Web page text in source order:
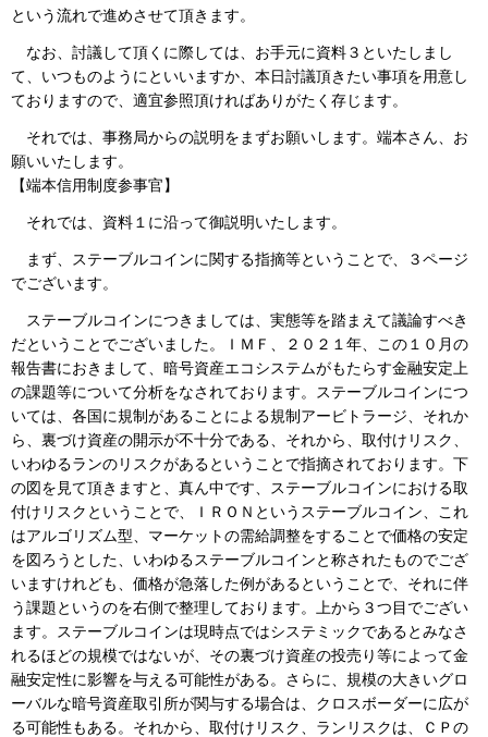
という流れで進めさせて頂きます。
なお、討議して頂くに際しては、お手元に資料３といたしまし
て、いつものようにといいますか、本日討議頂きたい事項を用意し
ておりますので、適宜参照頂ければありがたく存じます。
それでは、事務局からの説明をまずお願いします。端本さん、お
願いいたします。
【端本信用制度参事官】
それでは、資料１に沿って御説明いたします。
まず、ステーブルコインに関する指摘等ということで、３ページ
でございます。
ステーブルコインにつきましては、実態等を踏まえて議論すべき
だということでございました。ＩＭＦ、２０２１年、この１０月の
報告書におきまして、暗号資産エコシステムがもたらす金融安定上
の課題等について分析をなされております。ステーブルコインにつ
いては、各国に規制があることによる規制アービトラージ、それか
ら、裏づけ資産の開示が不十分である、それから、取付けリスク、
いわゆるランのリスクがあるということで指摘されております。下
の図を見て頂きますと、真ん中です、ステーブルコインにおける取
付けリスクということで、ＩＲＯＮというステーブルコイン、これ
はアルゴリズム型、マーケットの需給調整をすることで価格の安定
を図ろうとした、いわゆるステーブルコインと称されたものでござ
いますけれども、価格が急落した例があるということで、それに伴
う課題というのを右側で整理しております。上から３つ目でござい
ます。ステーブルコインは現時点ではシステミックであるとみなさ
れるほどの規模ではないが、その裏づけ資産の投売り等によって金
融安定性に影響を与える可能性がある。さらに、規模の大きいグロ
ーバルな暗号資産取引所が関与する場合は、クロスボーダーに広が
る可能性もある。それから、取付けリスク、ランリスクは、ＣＰの